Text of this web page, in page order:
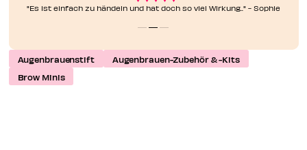
"Es ist einfach zu händeln und hat doch so viel Wirkung.." - Sophie
Augenbrauenstift
Augenbrauen-Zubehör & -Kits
Brow Minis